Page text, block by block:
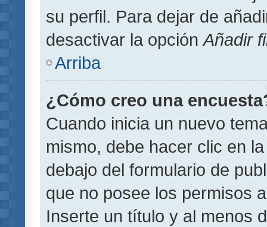
su perfil. Para dejar de
desactivar la opción Añadir
Arriba
¿Cómo creo una
Cuando inicia un nuevo
mismo, debe hacer clic en
debajo del formulario de
que no posee los permisos
Inserte un título y al menos